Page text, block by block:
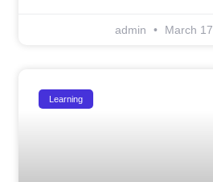
admin March
Learning